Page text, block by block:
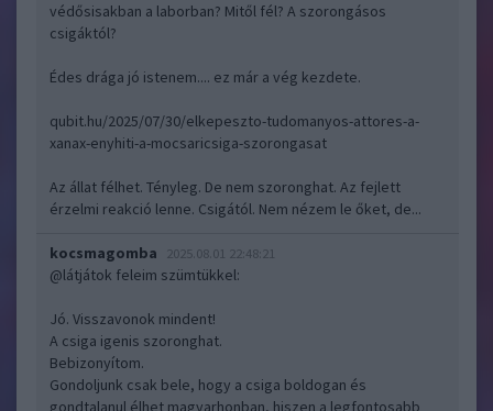
védősisakban a laborban? Mitől fél? A szorongásos
csigáktól?
Édes drága jó istenem.... ez már a vég kezdete.
qubit.hu/2025/07/30/elkepeszto-tudomanyos-attores-a-
xanax-enyhiti-a-mocsaricsiga-szorongasat
Az állat félhet. Tényleg. De nem szoronghat. Az fejlett
érzelmi reakció lenne. Csigától. Nem nézem le őket, de...
kocsmagomba 2025.08.01 22:48:21
@látjátok feleim szümtükkel:
Jó. Visszavonok mindent!
A csiga igenis szoronghat.
Bebizonyítom.
Gondoljunk csak bele, hogy a csiga boldogan és
gondtalanul élhet magyarhonban, hiszen a legfontosabb